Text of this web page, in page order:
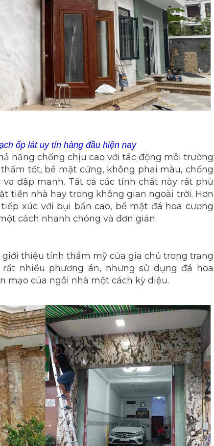
ốp lát uy tín hàng đầu hiện nay
năng chống chịu cao với tác động môi trường
tốt, bề mặt cứng, không phai màu, chống
đập mạnh. Tất cả các tính chất này rất phù
tiền nhà hay trong không gian ngoài trời. Hơn
xúc với bụi bẩn cao, bề mặt đá hoa cương
cách nhanh chóng và đơn giản.
thiệu tính thẩm mỹ của gia chủ trong trang
nhiều phương án, nhưng sử dụng đá hoa
mạo của ngôi nhà một cách kỳ diệu.